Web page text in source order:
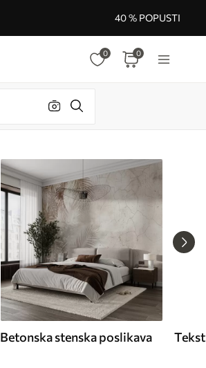
40 % POPUSTI
0 0
Betonska stenska poslikava